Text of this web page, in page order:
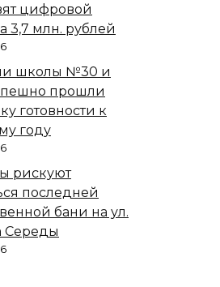
цифровой
3,7 млн. рублей
школы №30 и
прошли
готовности к
году
рискуют
последней
бани на ул.
Середы